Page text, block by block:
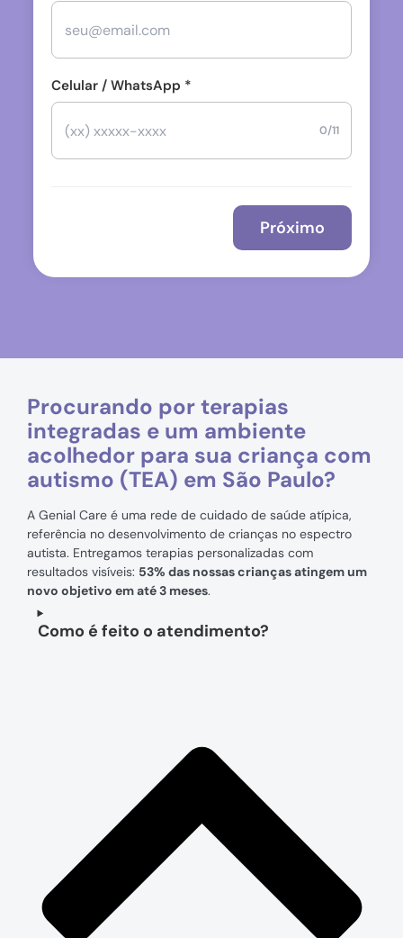
Celular / WhatsApp *
0/11
Próximo
Procurando por terapias
integradas e um ambiente
acolhedor para sua criança com
autismo (TEA) em São Paulo?
A Genial Care é uma rede de cuidado de saúde atípica,
referência no desenvolvimento de crianças no espectro
autista. Entregamos terapias personalizadas com
resultados visíveis: 53% das nossas crianças atingem um
novo objetivo em até 3 meses.
Como é feito o atendimento?